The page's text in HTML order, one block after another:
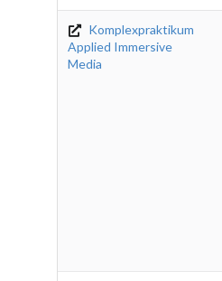
Komplexpraktikum
Applied Immersive
Media